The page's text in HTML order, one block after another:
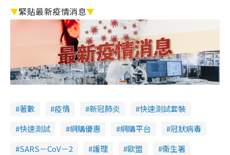
▼緊貼最新疫情消息▼
著數 疫情 新冠肺炎
快速測試套裝
快速測試
網購優惠 網購平台
冠狀病毒
SARS－CoV－2
護理 歐盟 衞生署